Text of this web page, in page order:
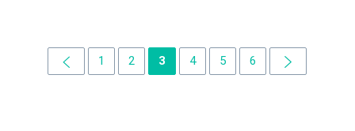
1 2 3 4 5 6